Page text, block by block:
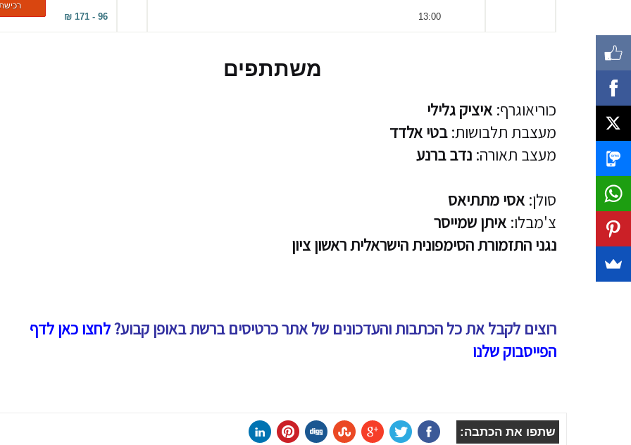
13:00
96
-
171
₪
משתתפים
כוריאוגרף:איציק גלילי
מעצבת תלבושות:בטי אלדד
מעצב תאורה:נדב ברנע
סולן:אסי מתתיאס
צ'מבלו:איתן שמייסר
נגני התזמורת הסימפונית הישראלית ראשון ציון
רוצים לקבל את כל הכתבות והעדכונים של אתר כרטיסים ברשת באופן קבוע?לחצו כאן לדף
הפייסבוק שלנו
שתפו את הכתבה: